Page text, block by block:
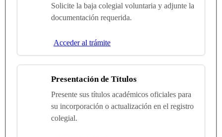
Solicite la baja colegial voluntaria y adjunte la
documentación requerida.
Acceder al trámite
Presentación de Títulos
Presente sus títulos académicos oficiales para
su incorporación o actualización en el registro
colegial.